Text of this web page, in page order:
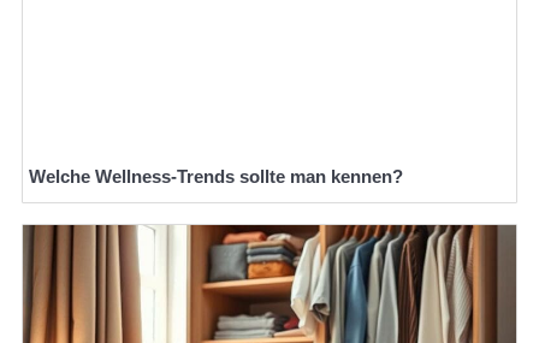
Welche Wellness-Trends sollte man kennen?